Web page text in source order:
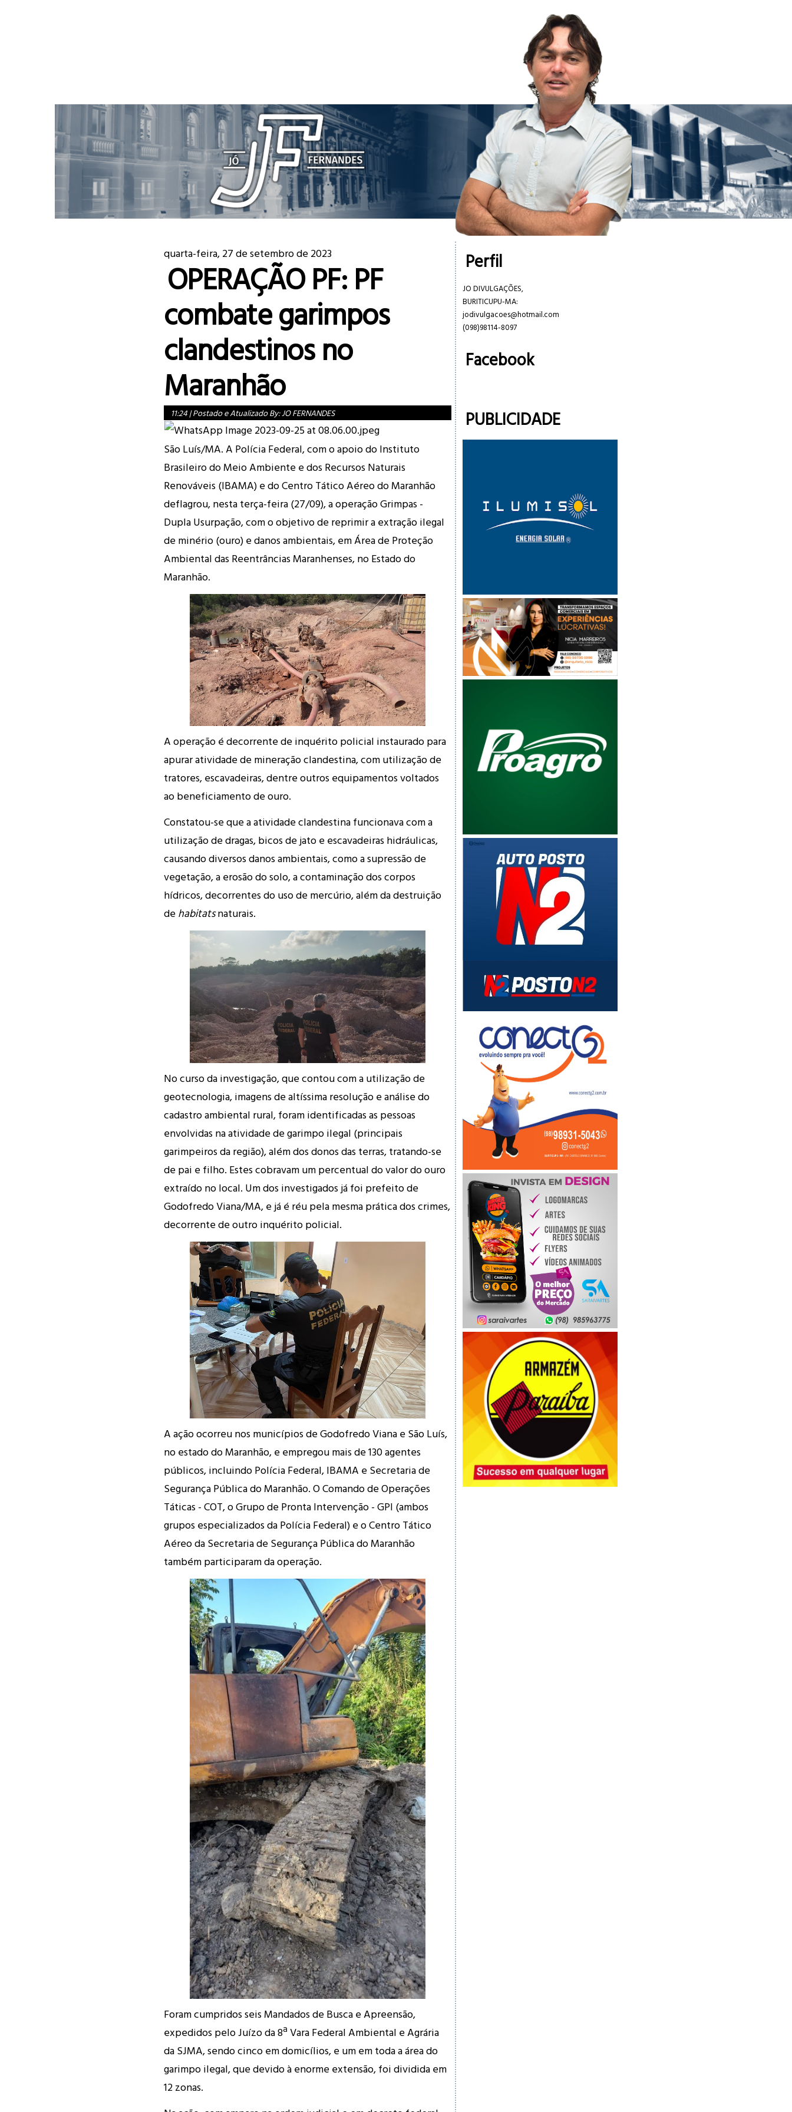
quarta-feira, 27 de setembro de 2023
OPERAÇÃO PF: PF
combate garimpos
clandestinos no
Maranhão
11:24|Postado e Atualizado By:JO FERNANDES
São Luís/MA. A Polícia Federal, com o apoio do Instituto
Brasileiro do Meio Ambiente e dos Recursos Naturais
Renováveis (IBAMA) e do Centro Tático Aéreo do Maranhão
deflagrou, nesta terça-feira (27/09), a operação Grimpas -
Dupla Usurpação, com o objetivo de reprimir a extração ilegal
de minério (ouro) e danos ambientais, em Área de Proteção
Ambiental das Reentrâncias Maranhenses, no Estado do
Maranhão.
A operação é decorrente de inquérito policial instaurado para
apurar atividade de mineração clandestina, com utilização de
tratores, escavadeiras, dentre outros equipamentos voltados
ao beneficiamento de ouro.
Constatou-se que a atividade clandestina funcionava com a
utilização de dragas, bicos de jato e escavadeiras hidráulicas,
causando diversos danos ambientais, como a supressão de
vegetação, a erosão do solo, a contaminação dos corpos
hídricos, decorrentes do uso de mercúrio, além da destruição
dehabitatsnaturais.
No curso da investigação, que contou com a utilização de
geotecnologia, imagens de altíssima resolução e análise do
cadastro ambiental rural, foram identificadas as pessoas
envolvidas na atividade de garimpo ilegal (principais
garimpeiros da região), além dos donos das terras, tratando-se
de pai e filho. Estes cobravam um percentual do valor do ouro
extraído no local. Um dos investigados já foi prefeito de
Godofredo Viana/MA, e já é réu pela mesma prática dos crimes,
decorrente de outro inquérito policial.
A ação ocorreu nos municípios de Godofredo Viana e São Luís,
no estado do Maranhão, e empregou mais de 130 agentes
públicos, incluindo Polícia Federal, IBAMA e Secretaria de
Segurança Pública do Maranhão. O Comando de Operações
Táticas - COT, o Grupo de Pronta Intervenção - GPI (ambos
grupos especializados da Polícia Federal) e o Centro Tático
Aéreo da Secretaria de Segurança Pública do Maranhão
também participaram da operação.
Foram cumpridos seis Mandados de Busca e Apreensão,
expedidos pelo Juízo da 8ª Vara Federal Ambiental e Agrária
da SJMA, sendo cinco em domicílios, e um em toda a área do
garimpo ilegal, que devido à enorme extensão, foi dividida em
12 zonas.
Perfil
JO DIVULGAÇÕES,
BURITICUPU-MA:
jodivulgacoes@hotmail.com
(098)98114-8097
Facebook
PUBLICIDADE